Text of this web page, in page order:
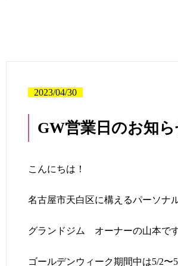
2023/04/30
GW営業日のお知
こんにちは！
名古屋市天白区に構えるパーソナ
グランドジム オーナーの山本で
ゴールデンウィーク期間中は5/2〜